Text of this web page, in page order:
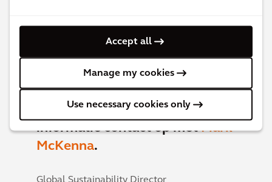
Accept all
Manage my cookies
Use necessary cookies only
Neem bij vragen en voor meer
informatie contact op metMark
McKenna.